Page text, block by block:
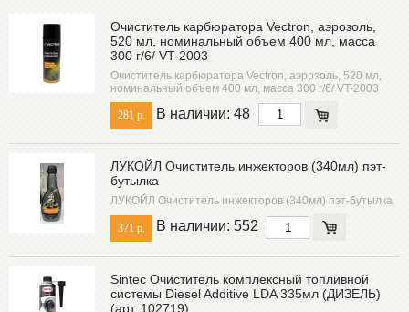
Очиститель карбюратора Vectron, аэрозоль,
520 мл, номинальный объем 400 мл, масса
300 г/6/ VT-2003
Очиститель карбюратора Vectron, аэрозоль, 520 мл,
номинальный объем 400 мл, масса 300 г/6/ VT-2003
281 р. В наличии: 48
ЛУКОЙЛ Очиститель инжекторов (340мл) пэт-
бутылка
ЛУКОЙЛ Очиститель инжекторов (340мл) пэт-бутылка
371 р. В наличии: 552
Sintec Очиститель комплексный топливной
системы Diesel Additive LDA 335мл (ДИЗЕЛЬ)
(арт. 102719)